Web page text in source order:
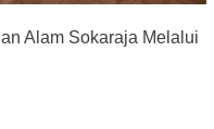
Alam Sokaraja Melalui